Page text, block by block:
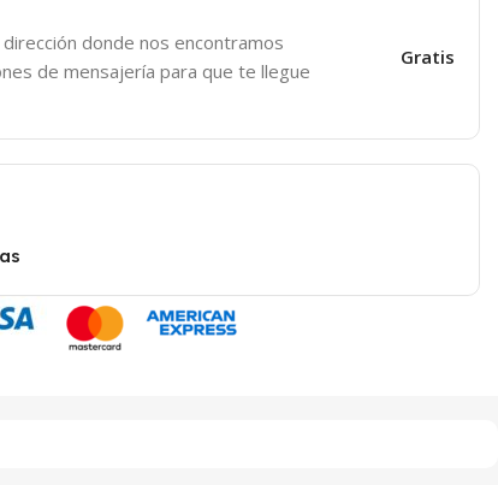
donde nos encontramos
de mensajería para que te llegue
Gratis